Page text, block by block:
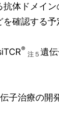
抗体ドメイン
確認する予
®
注５ 遺
治療の開